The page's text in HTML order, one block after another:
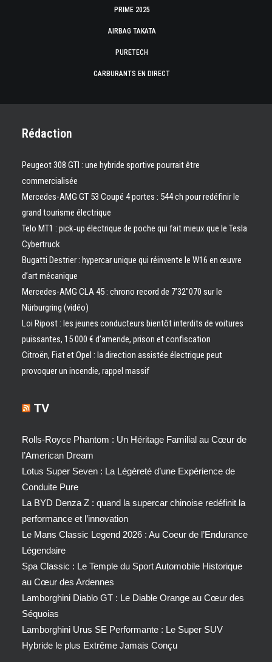
PRIME 2025
AIRBAG TAKATA
PURETECH
CARBURANTS EN DIRECT
Rédaction
Peugeot 308 GTI : une hybride sportive pourrait être
commercialisée
Mercedes-AMG GT 53 Coupé 4 portes : 544 ch pour redéfinir le
grand tourisme électrique
Telo MT1 : pick‑up électrique de poche qui fait mieux que le Tesla
Cybertruck
Bugatti Destrier : hypercar unique qui réinvente le W16 en œuvre
d’art mécanique
Mercedes-AMG CLA 45 : chrono record de 7’32″070 sur le
Nürburgring (vidéo)
Loi Ripost : les jeunes conducteurs bientôt interdits de voitures
puissantes, 15 000 € d’amende, prison et confiscation
Citroën, Fiat et Opel : la direction assistée électrique peut
provoquer un incendie, rappel massif
TV
Rolls-Royce Phantom : Un Héritage Familial au Cœur de
l’American Dream
Lotus Super Seven : La Légèreté d’une Expérience de
Conduite Pure
La BYD Denza Z : quand la supercar chinoise redéfinit la
performance et l’innovation
Le Mans Classic Legend 2026 : Au Coeur de l’Endurance
Légendaire
Spa Classic : Le Temple du Sport Automobile Historique
au Cœur des Ardennes
Lamborghini Diablo GT : Le Diable Orange au Cœur des
Séquoias
Lamborghini Urus SE Performante : Le Super SUV
Hybride le plus Extrême Jamais Conçu